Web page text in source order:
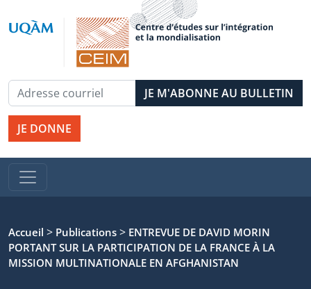
JE DONNE
Accueil > Publications > ENTREVUE DE DAVID MORIN
PORTANT SUR LA PARTICIPATION DE LA FRANCE À LA
MISSION MULTINATIONALE EN AFGHANISTAN